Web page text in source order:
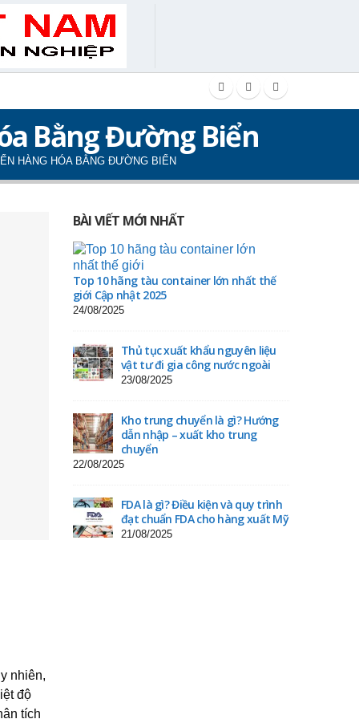
Bằng Đường Biển
HÀNG HÓA BẰNG ĐƯỜNG BIỂN
nhiên,
độ
tích
BÀI VIẾT MỚI NHẤT
Top 10 hãng tàu container lớn nhất thế
giới Cập nhật 2025
24/08/2025
Thủ tục xuất khẩu nguyên liệu
vật tư đi gia công nước ngoài
23/08/2025
Kho trung chuyển là gì? Hướng
dẫn nhập – xuất kho trung
chuyển
22/08/2025
FDA là gì? Điều kiện và quy trình
đạt chuẩn FDA cho hàng xuất Mỹ
21/08/2025